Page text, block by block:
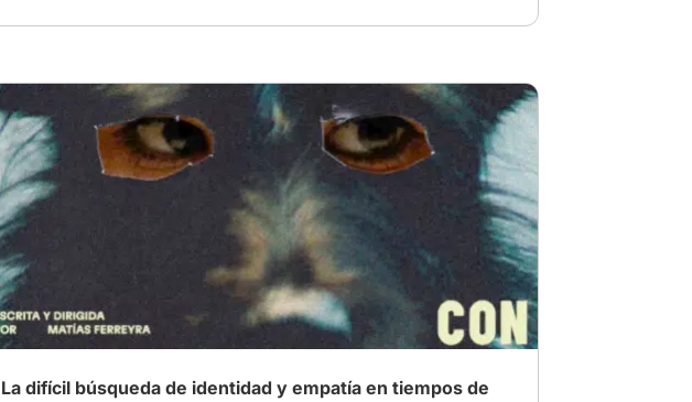
# estrenos # Drama familiar
La difícil búsqueda de identidad y empatía en tiempos de